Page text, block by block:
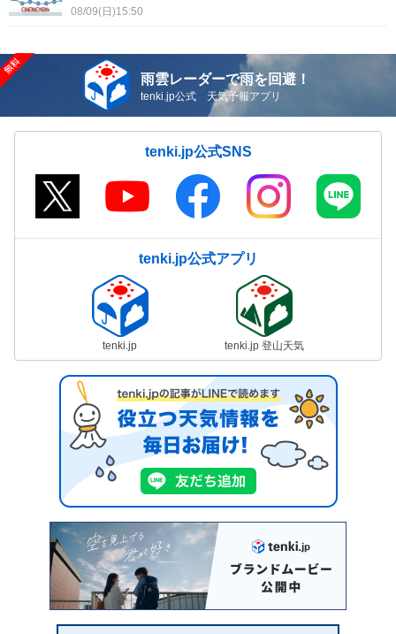
08/09(日)15:50
雨雲レーダーで雨を回避！
tenki.jp公式 天気予報アプリ
tenki.jp公式SNS
tenki.jp公式アプリ
tenki.jp tenki.jp 登山天気